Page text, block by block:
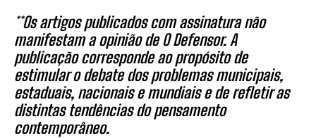
**Os artigos publicados com assinatura não
manifestam a opinião de O Defensor. A
publicação corresponde ao propósito de
estimular o debate dos problemas municipais,
estaduais, nacionais e mundiais e de refletir as
distintas tendências do pensamento
contemporâneo.